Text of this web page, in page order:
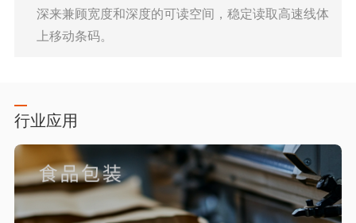
深来兼顾宽度和深度的可读空间，稳定读取高速线体
上移动条码。
行业应用